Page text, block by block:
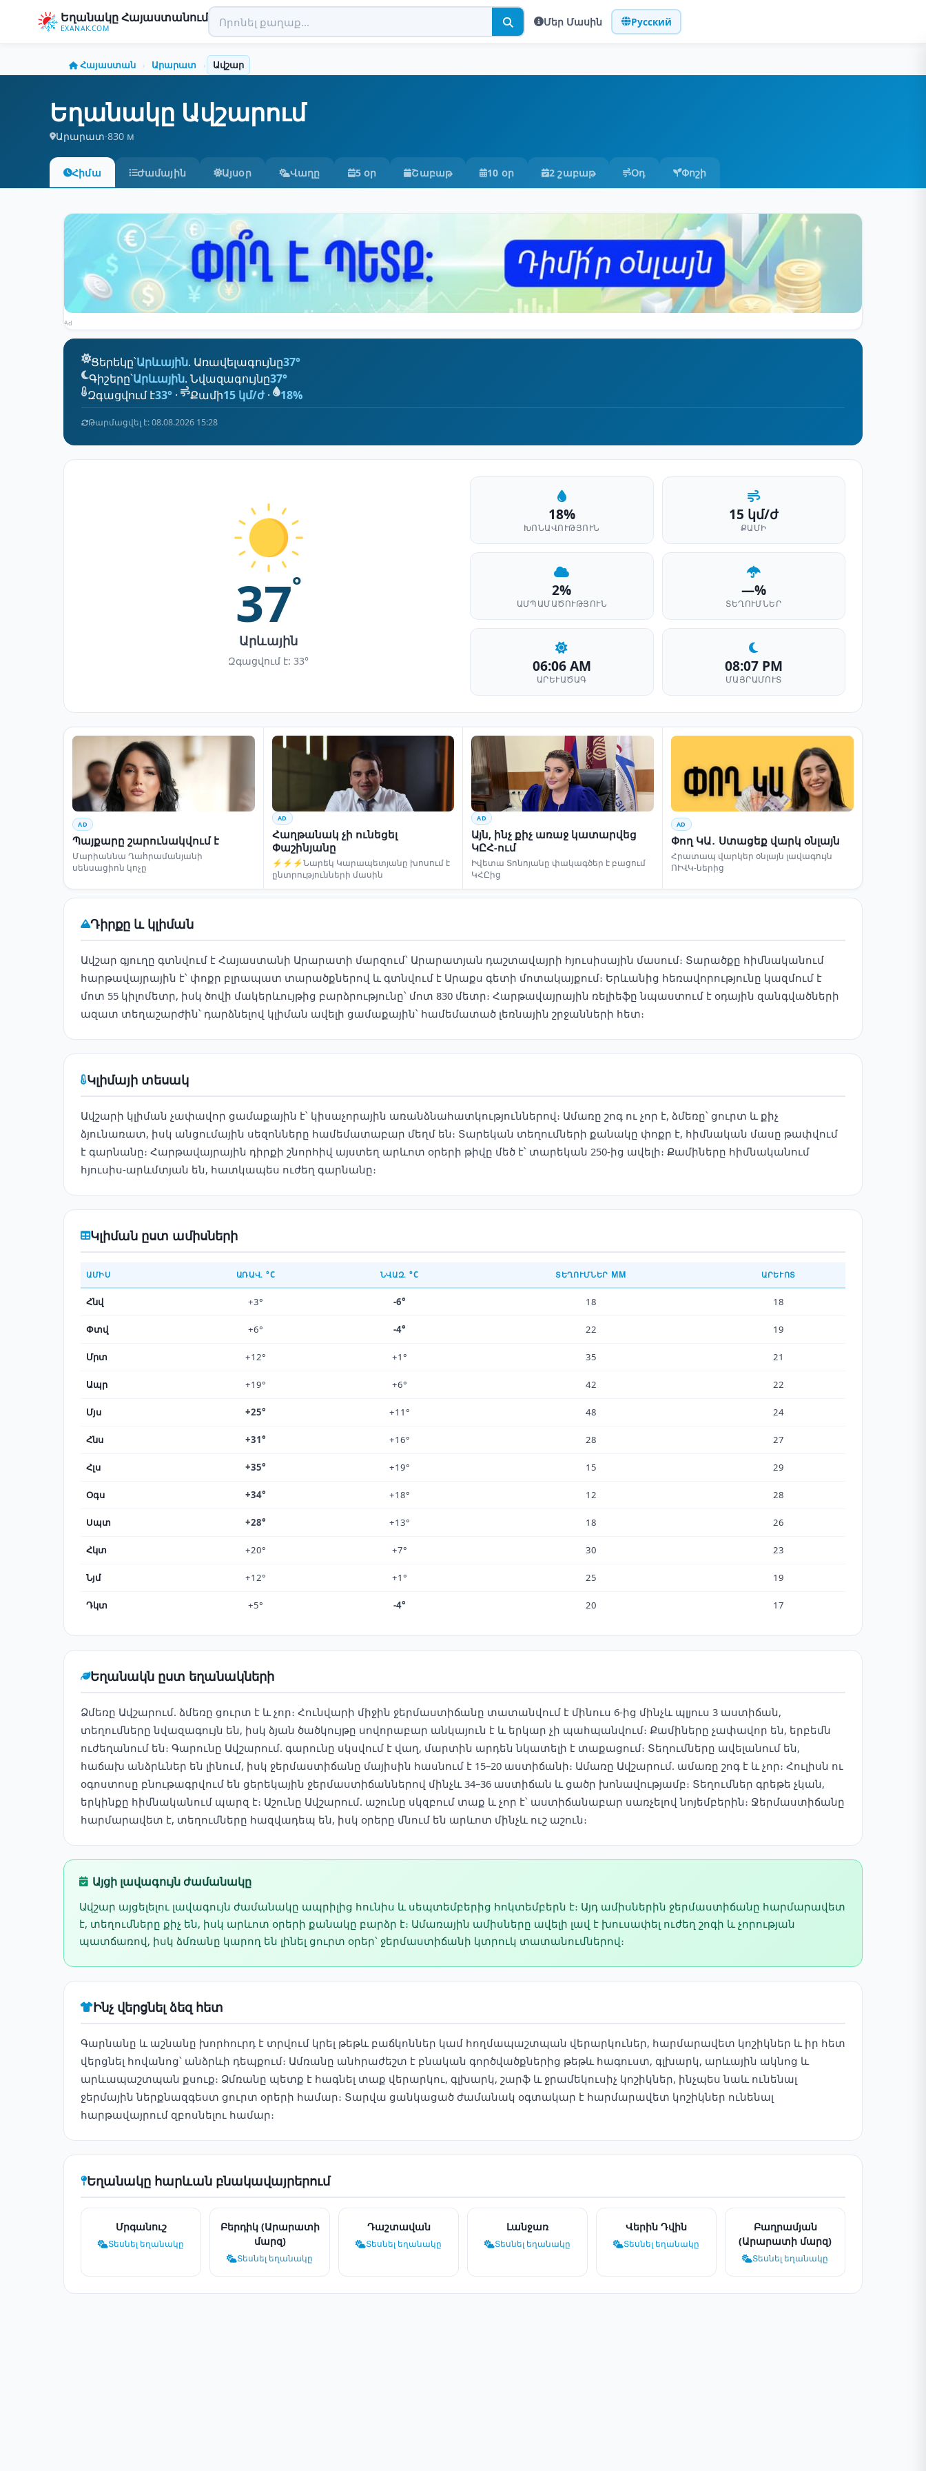
Եղանակը Հայաստանում
EXANAK.COM
Մեր Մասին Русский
Հայաստան › Արարատ › Ավշար
Եղանակը Ավշարում
Արարատ·830 м
Հիմա Ժամային Այսօր Վաղը 5 օր Շաբաթ 10 օր 2 շաբաթ Օդ Փոշի
Ad
Ցերեկը՝Արևային. Առավելագույնը37°
Գիշերը՝Արևային. Նվազագույնը37°
Զգացվում է33° · Քամի15 կմ/ժ · 18%
Թարմացվել է: 08.08.2026 15:28
37°
Արևային
Զգացվում է: 33°
18%
ԽՈՆԱՎՈՒԹՅՈՒՆ
15 կմ/ժ
ՔԱՄԻ
2%
ԱՄՊԱՄԱԾՈՒԹՅՈՒՆ
—%
ՏԵՂՈՒՄՆԵՐ
06:06 AM
ԱՐԵՒԱԾԱԳ
08:07 PM
ՄԱՅՐԱՄՈՒՏ
AD
Պայքարը շարունակվում է
Մարիաննա Ղահրամանյանի
սենսացիոն կոչը
AD
Հաղթանակ չի ունեցել
Փաշինյանը
⚡⚡⚡Նարեկ Կարապետյանը խոսում է
ընտրությունների մասին
AD
Այն, ինչ քիչ առաջ կատարվեց
ԿԸՀ-ում
Իվետա Տոնոյանը փակագծեր է բացում
ԿՀԸից
AD
Փող ԿԱ․ Ստացեք վարկ օնլայն
Հրատապ վարկեր օնլայն լավագույն
ՈՒՎԿ-ներից
Դիրքը և կլիման
Ավշար գյուղը գտնվում է Հայաստանի Արարատի մարզում՝ Արարատյան դաշտավայրի հյուսիսային մասում։ Տարածքը հիմնականում
հարթավայրային է՝ փոքր բլրապատ տարածքներով և գտնվում է Արաքս գետի մոտակայքում։ Երևանից հեռավորությունը կազմում է
մոտ 55 կիլոմետր, իսկ ծովի մակերևույթից բարձրությունը՝ մոտ 830 մետր։ Հարթավայրային ռելիեֆը նպաստում է օդային զանգվածների
ազատ տեղաշարժին՝ դարձնելով կլիման ավելի ցամաքային՝ համեմատած լեռնային շրջանների հետ։
Կլիմայի տեսակ
Ավշարի կլիման չափավոր ցամաքային է՝ կիսաչորային առանձնահատկություններով։ Ամառը շոգ ու չոր է, ձմեռը՝ ցուրտ և քիչ
ձյունառատ, իսկ անցումային սեզոնները համեմատաբար մեղմ են։ Տարեկան տեղումների քանակը փոքր է, հիմնական մասը թափվում
է գարնանը։ Հարթավայրային դիրքի շնորհիվ այստեղ արևոտ օրերի թիվը մեծ է՝ տարեկան 250-ից ավելի։ Քամիները հիմնականում
հյուսիս-արևմտյան են, հատկապես ուժեղ գարնանը։
Կլիման ըստ ամիսների
ԱՄԻՍ ԱՌԱՎ. °C ՆՎԱԶ. °C ՏԵՂՈՒՄՆԵՐ ММ ԱՐԵՒՈՏ
Հնվ +3° -6° 18 18
Փտվ +6° -4° 22 19
Մրտ +12° +1° 35 21
Ապր +19° +6° 42 22
Մյս +25° +11° 48 24
Հնս +31° +16° 28 27
Հլս +35° +19° 15 29
Օգս +34° +18° 12 28
Սպտ +28° +13° 18 26
Հկտ +20° +7° 30 23
Նյմ +12° +1° 25 19
Դկտ +5° -4° 20 17
Եղանակն ըստ եղանակների
Ձմեռը Ավշարում. ձմեռը ցուրտ է և չոր։ Հունվարի միջին ջերմաստիճանը տատանվում է մինուս 6-ից մինչև պլյուս 3 աստիճան,
տեղումները նվազագույն են, իսկ ձյան ծածկույթը սովորաբար անկայուն է և երկար չի պահպանվում։ Քամիները չափավոր են, երբեմն
ուժեղանում են։ Գարունը Ավշարում. գարունը սկսվում է վաղ, մարտին արդեն նկատելի է տաքացում։ Տեղումները ավելանում են,
հաճախ անձրևներ են լինում, իսկ ջերմաստիճանը մայիսին հասնում է 15–20 աստիճանի։ Ամառը Ավշարում. ամառը շոգ է և չոր։ Հուլիսն ու
օգոստոսը բնութագրվում են ցերեկային ջերմաստիճաններով մինչև 34–36 աստիճան և ցածր խոնավությամբ։ Տեղումներ գրեթե չկան,
երկինքը հիմնականում պարզ է։ Աշունը Ավշարում. աշունը սկզբում տաք և չոր է՝ աստիճանաբար սառչելով նոյեմբերին։ Ջերմաստիճանը
հարմարավետ է, տեղումները հազվադեպ են, իսկ օրերը մնում են արևոտ մինչև ուշ աշուն։
Այցի լավագույն ժամանակը
Ավշար այցելելու լավագույն ժամանակը ապրիլից հունիս և սեպտեմբերից հոկտեմբերն է։ Այդ ամիսներին ջերմաստիճանը հարմարավետ
է, տեղումները քիչ են, իսկ արևոտ օրերի քանակը բարձր է։ Ամառային ամիսները ավելի լավ է խուսափել ուժեղ շոգի և չորության
պատճառով, իսկ ձմռանը կարող են լինել ցուրտ օրեր՝ ջերմաստիճանի կտրուկ տատանումներով։
Ինչ վերցնել ձեզ հետ
Գարնանը և աշնանը խորհուրդ է տրվում կրել թեթև բաճկոններ կամ հողմապաշտպան վերարկուներ, հարմարավետ կոշիկներ և իր հետ
վերցնել հովանոց՝ անձրևի դեպքում։ Ամռանը անհրաժեշտ է բնական գործվածքներից թեթև հագուստ, գլխարկ, արևային ակնոց և
արևապաշտպան քսուք։ Ձմռանը պետք է հագնել տաք վերարկու, գլխարկ, շարֆ և ջրամեկուսիչ կոշիկներ, ինչպես նաև ունենալ
ջերմային ներքնազգեստ ցուրտ օրերի համար։ Տարվա ցանկացած ժամանակ օգտակար է հարմարավետ կոշիկներ ունենալ
հարթավայրում զբոսնելու համար։
Եղանակը հարևան բնակավայրերում
Մրգանուշ
Տեսնել եղանակը
Բերդիկ (Արարատի
մարզ)
Տեսնել եղանակը
Դաշտավան
Տեսնել եղանակը
Լանջառ
Տեսնել եղանակը
Վերին Դվին
Տեսնել եղանակը
Բաղրամյան
(Արարատի մարզ)
Տեսնել եղանակը